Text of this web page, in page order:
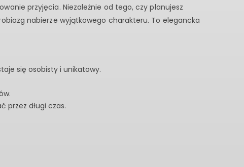
przyjęcia. Niezależnie od tego, czy planujesz
nabierze wyjątkowego charakteru. To elegancka
się osobisty i unikatowy.
przez długi czas.